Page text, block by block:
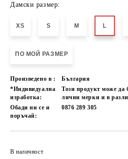
Дамски размер:
XS S M L
ПО МОЙ РАЗМЕР
Произведено в :
България
*Индивидуална
изработка:
Този продукт може да
лични мерки и в
Обади ни се и
поръчай:
0876 289 305
В наличност